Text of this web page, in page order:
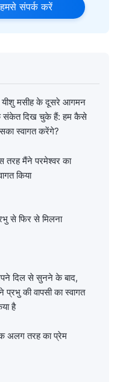
संपर्क करें
यीशु मसीह के दूसरे आगमन
संकेत दिख चुके हैं: हम कैसे
स्‍वागत करेंगे?
तरह मैंने परमेश्वर का
किया
से फिर से मिलना
दिल से सुनने के बाद,
प्रभु की वापसी का स्वागत
है
अलग तरह का प्रेम